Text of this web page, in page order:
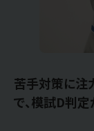
苦手対策に注
で、模試D判